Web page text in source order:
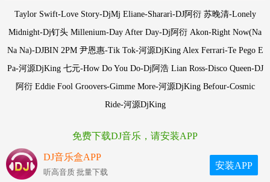
Taylor Swift-Love Story-DjMj Eliane-Shararì-DJ阿衍 苏晚清-Lonely
Midnight-Dj钉头 Millenium-Day After Day-Dj阿衍 Akon-Right Now(Na
Na Na)-DJBIN 2PM 尹恩惠-Tik Tok-河源DjKing Alex Ferrari-Te Pego E
Pa-河源DjKing 七元-How Do You Do-Dj阿浩 Lian Ross-Disco Queen-DJ
阿衍 Eddie Fool Groovers-Gimme More-河源DjKing Befour-Cosmic
Ride-河源DjKing
免费下载DJ音乐，请安装APP
DJ音乐盒APP
听高音质 批量下载
安装APP